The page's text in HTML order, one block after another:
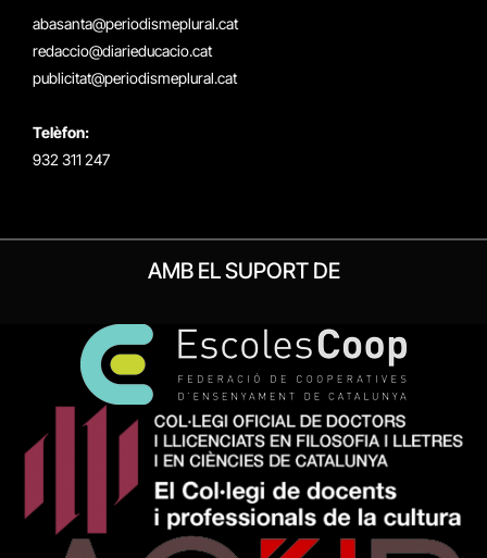
abasanta@periodismeplural.cat
redaccio@diarieducacio.cat
publicitat@periodismeplural.cat
Telèfon:
932 311 247
AMB EL SUPORT DE